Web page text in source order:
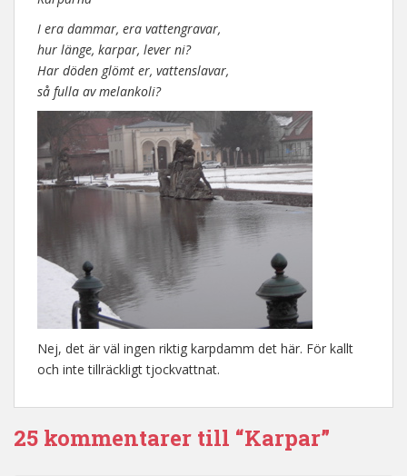
I era dammar, era vattengravar,
hur länge, karpar, lever ni?
Har döden glömt er, vattenslavar,
så fulla av melankoli?
Nej, det är väl ingen riktig karpdamm det här. För kallt
och inte tillräckligt tjockvattnat.
25 kommentarer till “Karpar”